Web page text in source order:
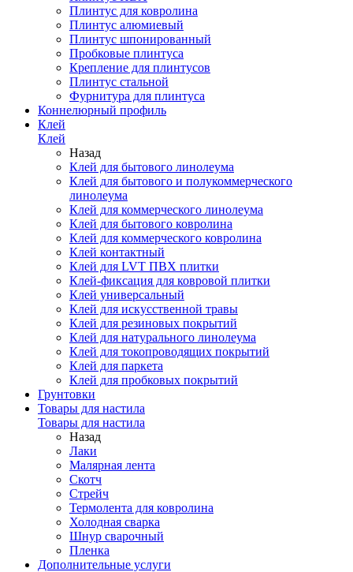
Плинтус для ковролина
Плинтус алюмиевый
Плинтус шпонированный
Пробковые плинтуса
Крепление для плинтусов
Плинтус стальной
Фурнитура для плинтуса
Коннелюрный профиль
Клей
Клей
Назад
Клей для бытового линолеума
Клей для бытового и полукоммерческого
линолеума
Клей для коммерческого линолеума
Клей для бытового ковролина
Клей для коммерческого ковролина
Клей контактный
Клей для LVT ПВХ плитки
Клей-фиксация для ковровой плитки
Клей универсальный
Клей для искусственной травы
Клей для резиновых покрытий
Клей для натурального линолеума
Клей для токопроводящих покрытий
Клей для паркета
Клей для пробковых покрытий
Грунтовки
Товары для настила
Товары для настила
Назад
Лаки
Малярная лента
Скотч
Стрейч
Термолента для ковролина
Холодная сварка
Шнур сварочный
Пленка
Дополнительные услуги